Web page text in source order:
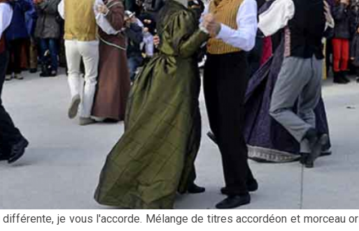
différente, je vous l'accorde. Mélange de titres accordéon et morceau